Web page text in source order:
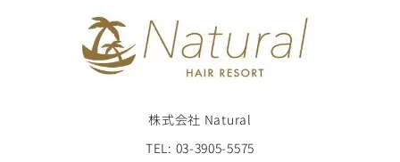
株式会社 Natural
TEL: 03-3905-5575